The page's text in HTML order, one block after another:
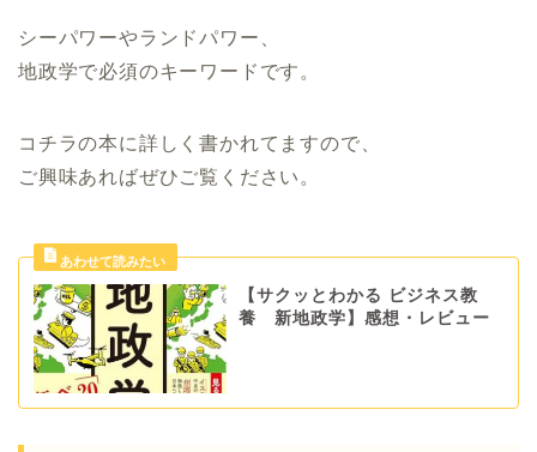
シーパワーやランドパワー、
地政学で必須のキーワードです。
コチラの本に詳しく書かれてますので、
ご興味あればぜひご覧ください。
【サクッとわかる ビジネス教
養 新地政学】感想・レビュー